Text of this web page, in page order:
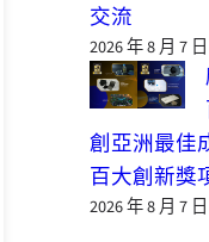
交流
2026 年 8 月 7 日
創亞洲最佳
百大創新獎
2026 年 8 月 7 日